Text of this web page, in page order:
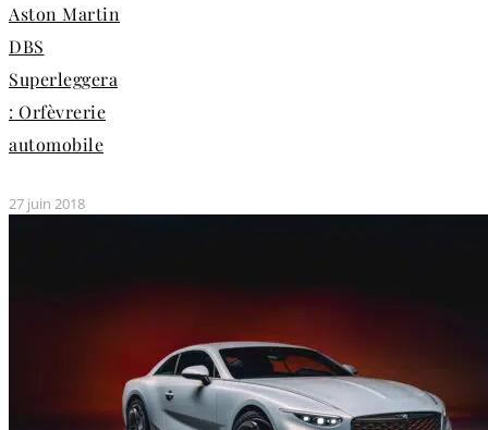
Aston Martin
DBS
Superleggera
: Orfèvrerie
automobile
27 juin 2018